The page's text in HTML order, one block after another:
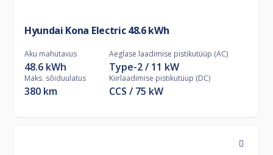
Hyundai Kona Electric 48.6 kWh
Aku mahutavus
48.6 kWh
Maks. sõiduulatus
380 km
Aeglase laadimise pistikutüüp (AC)
Type-2 11 kW
Kiirlaadimise pistikutüüp (DC)
CCS 75 kW